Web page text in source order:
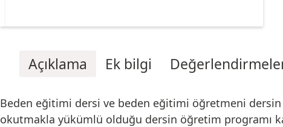
Açıklama Ek bilgi
Beden eğitimi dersi ve beden eğitimi öğretmeni
okutmakla yükümlü olduğu dersin öğretim programı